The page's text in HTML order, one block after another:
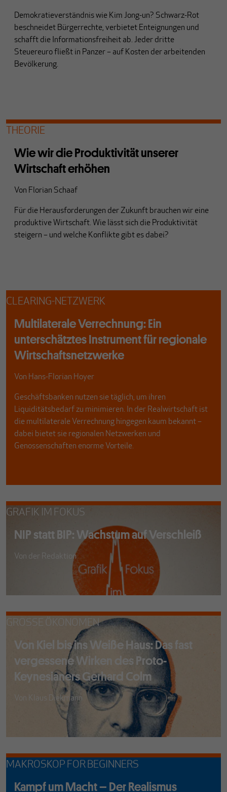
Demokratieverständnis wie Kim Jong-un? Schwarz-Rot
beschneidet Bürgerrechte, verbietet Enteignungen und
schafft die Informationsfreiheit ab. Jeder dritte
Steuereuro fließt in Panzer – auf Kosten der arbeitenden
Bevölkerung.
THEORIE
Wie wir die Produktivität unserer
Wirtschaft erhöhen
Von Florian Schaaf
Für die Herausforderungen der Zukunft brauchen wir eine
produktive Wirtschaft. Wie lässt sich die Produktivität
steigern – und welche Konflikte gibt es dabei?
CLEARING-NETZWERK
Multilaterale Verrechnung: Ein
unterschätztes Instrument für regionale
Wirtschaftsnetzwerke
Von Hans-Florian Hoyer
Geschäftsbanken nutzen sie täglich, um ihren
Liquiditätsbedarf zu minimieren. In der Realwirtschaft ist
die multilaterale Verrechnung hingegen kaum bekannt –
dabei bietet sie regionalen Netzwerken und
Genossenschaften enorme Vorteile.
GRAFIK IM FOKUS
NIP statt BIP: Wachstum auf Verschleiß
Von der Redaktion
GROSSE ÖKONOMEN
Von Kiel bis ins Weiße Haus: Das fast
vergessene Wirken des Proto-
Keynesianers Gerhard Colm
Von Klaus Diekmann
MAKROSKOP FOR BEGINNERS
Kampf um Macht – Der Realismus